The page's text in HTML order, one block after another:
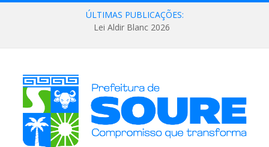
ÚLTIMAS PUBLICAÇÕES:
Lei Aldir Blanc 2026